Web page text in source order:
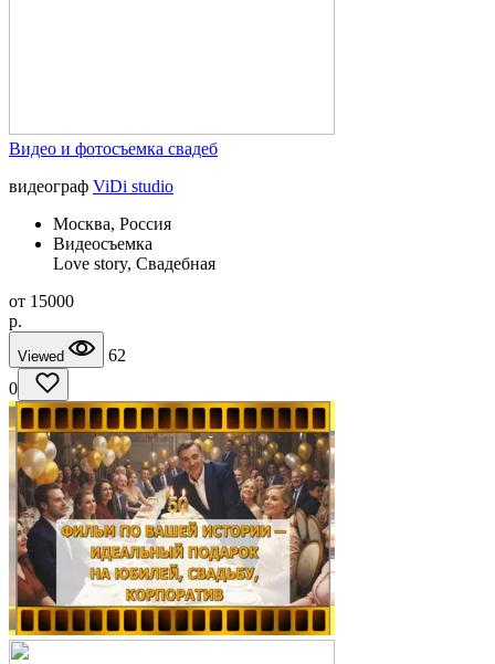
Видео и фотосъемка свадеб
видеограф ViDi studio
Москва, Россия
Видеосъемка
Love story, Свадебная
от 15000
p.
Viewed
62
0